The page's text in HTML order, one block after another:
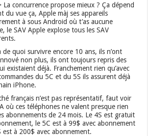
La concurrence propose mieux ? Ça dépend
du vue ça, Apple màj ses appareils
à sous Android où t’as aucune
le SAV Apple explose tous les SAV
de quoi survivre encore 10 ans, ils n’ont
non plus, ils ont toujours repris des
existaient déjà. Franchement rien qu’avec
du 5C et du 5S ils assurent déjà
iPhone.
français n’est pas représentatif, faut voir
où ces téléphones ne valent presque rien
abonnements de 24 mois. Le 4S est gratuit
le 5C est à 99$ avec abonnement
est à 200$ avec abonnement.